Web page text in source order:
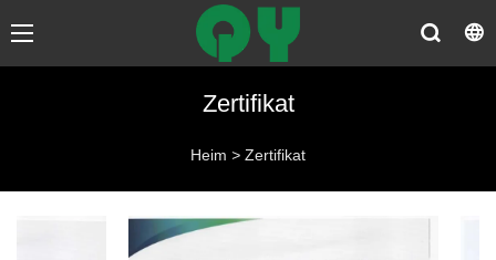
Zertifikat
Heim > Zertifikat